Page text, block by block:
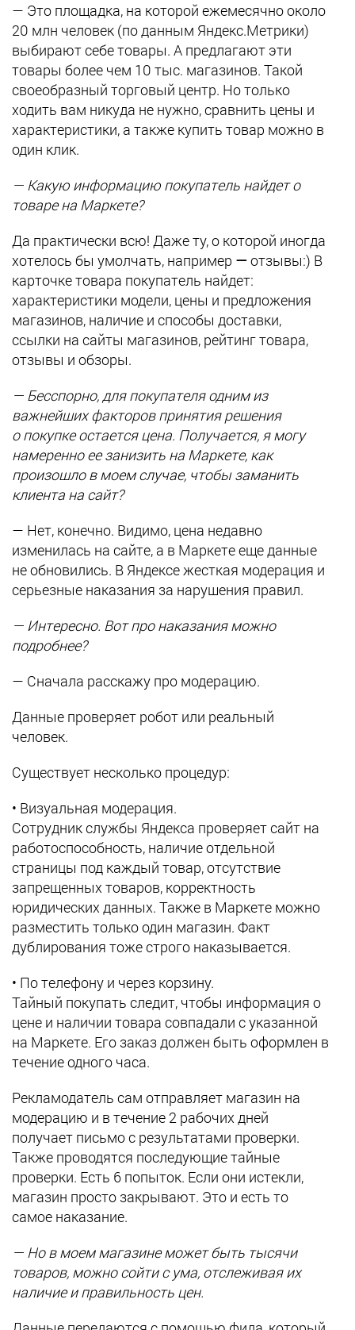
— Это площадка, на которой ежемесячно около
20 млн человек (по данным Яндекс.Метрики)
выбирают себе товары. А предлагают эти
товары более чем 10 тыс. магазинов. Такой
своеобразный торговый центр. Но только
ходить вам никуда не нужно, сравнить цены и
характеристики, а также купить товар можно в
один клик.
— Какую информацию покупатель найдет о
товаре на Маркете?
Да практически всю! Даже ту, о которой иногда
хотелось бы умолчать, например —отзывы:) В
карточке товара покупатель найдет:
характеристики модели, цены и предложения
магазинов, наличие и способы доставки,
ссылки на сайты магазинов, рейтинг товара,
отзывы и обзоры.
— Бесспорно, для покупателя одним из
важнейших факторов принятия решения
о покупке остается цена. Получается, я могу
намеренно ее занизить на Маркете, как
произошло в моем случае, чтобы заманить
клиента на сайт?
— Нет, конечно. Видимо, цена недавно
изменилась на сайте, а в Маркете еще данные
не обновились. В Яндексе жесткая модерация и
серьезные наказания за нарушения правил.
— Интересно. Вот про наказания можно
подробнее?
— Сначала расскажу про модерацию.
Данные проверяет робот или реальный
человек.
Существует несколько процедур:
• Визуальная модерация.
Сотрудник службы Яндекса проверяет сайт на
работоспособность, наличие отдельной
страницы под каждый товар, отсутствие
запрещенных товаров, корректность
юридических данных. Также в Маркете можно
разместить только один магазин. Факт
дублирования тоже строго наказывается.
• По телефону и через корзину.
Тайный покупать следит, чтобы информация о
цене и наличии товара совпадали с указанной
на Маркете. Его заказ должен быть оформлен в
течение одного часа.
Рекламодатель сам отправляет магазин на
модерацию и в течение 2 рабочих дней
получает письмо с результатами проверки.
Также проводятся последующие тайные
проверки. Есть 6 попыток. Если они истекли,
магазин просто закрывают. Это и есть то
самое наказание.
— Но в моем магазине может быть тысячи
товаров, можно сойти с ума, отслеживая их
наличие и правильность цен.